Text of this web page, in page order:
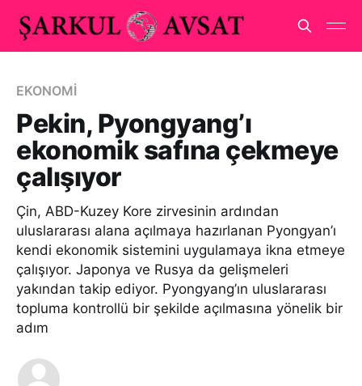
EKONOMİ
Pekin, Pyongyang’ı
ekonomik safına çekmeye
çalışıyor
Çin, ABD-Kuzey Kore zirvesinin ardından
uluslararası alana açılmaya hazırlanan Pyongyan’ı
kendi ekonomik sistemini uygulamaya ikna etmeye
çalışıyor. Japonya ve Rusya da gelişmeleri
yakından takip ediyor. Pyongyang’ın uluslararası
topluma kontrollü bir şekilde açılmasına yönelik bir
adım